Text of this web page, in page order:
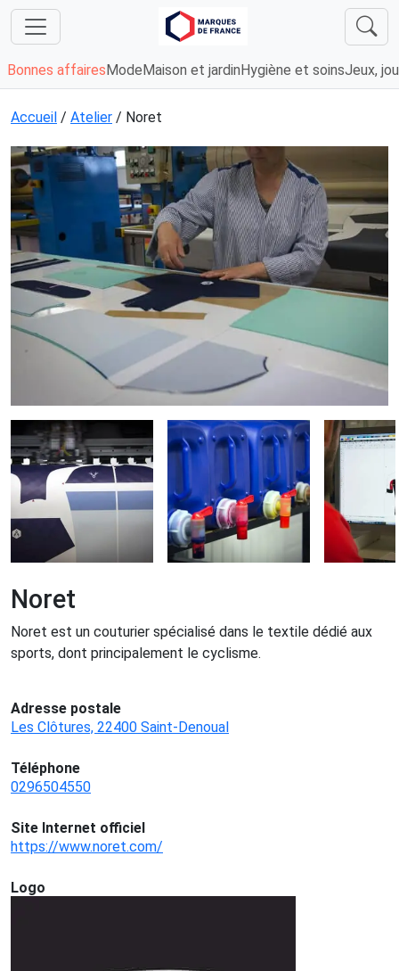
Bonnes affaires Mode Maison et jardin Hygiène et soinsJeux,
Accueil / Atelier / Noret
Noret
Noret est un couturier spécialisé dans le textile dédié aux
sports, dont principalement le cyclisme.
Adresse postale
Les Clôtures, 22400 Saint-Denoual
Téléphone
0296504550
Site Internet officiel
https://www.noret.com/
Logo